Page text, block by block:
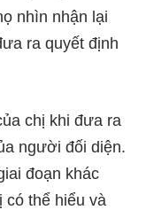
nhìn nhận lại
ra quyết định
chị khi đưa ra
người đối diện.
đoạn khác
có thể hiểu và